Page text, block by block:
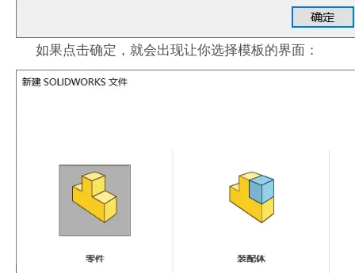
如果点击确定，就会出现让你选择模板的界面：